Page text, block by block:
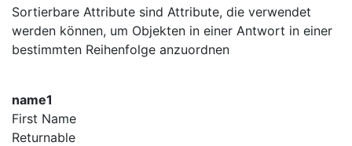
Sortierbare Attribute sind Attribute, die verwendet
werden können, um Objekten in einer Antwort in einer
bestimmten Reihenfolge anzuordnen
name1
First Name
Returnable